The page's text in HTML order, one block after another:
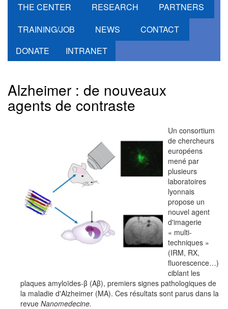
THE CENTER RESEARCH
PARTNERS
TRAINING/JOB
NEWS
CONTACT
DONATE
INTRANET
Alzheimer : de nouveaux
agents de contraste
Un consortium
de chercheurs
européens
mené par
plusieurs
laboratoires
lyonnais
propose un
nouvel agent
d'imagerie
« multi-
techniques »
(IRM, RX,
fluorescence…)
ciblant les
plaques amyloïdes-β (Aβ), premiers signes pathologiques de
la maladie d'Alzheimer (MA). Ces résultats sont parus dans la
revue Nanomedecine.